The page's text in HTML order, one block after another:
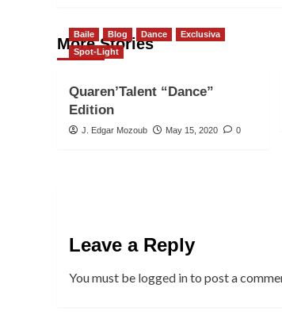
More Stories
Baile Blog Dance
Exclusiva
Spot-Light
Quaren’Talent “Dance”
Edition
J. Edgar Mozoub May 15, 2020 0
Leave a Reply
You must be logged into post a